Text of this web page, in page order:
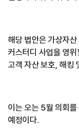
해당 법안은 가상자
커스터디 사업을 영
고객 자산 보호, 해킹
이는 오는 5월 의회
예정이다.